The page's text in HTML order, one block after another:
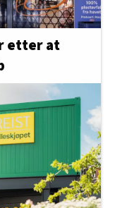
etter at